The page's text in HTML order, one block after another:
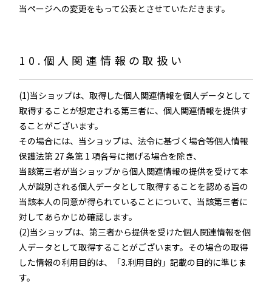
当ページへの変更をもって公表とさせていただきます。
10.個人関連情報の取扱い
(1)当ショップは、取得した個人関連情報を個人データとして
取得することが想定される第三者に、個人関連情報を提供す
ることがございます。
その場合には、当ショップは、法令に基づく場合等個人情報
保護法第 27 条第 1 項各号に掲げる場合を除き、
当該第三者が当ショップから個人関連情報の提供を受けて本
人が識別される個人データとして取得することを認める旨の
当該本人の同意が得られていることについて、当該第三者に
対してあらかじめ確認します。
(2)当ショップは、第三者から提供を受けた個人関連情報を個
人データとして取得することがございます。その場合の取得
した情報の利用目的は、「3.利用目的」記載の目的に準じま
す。